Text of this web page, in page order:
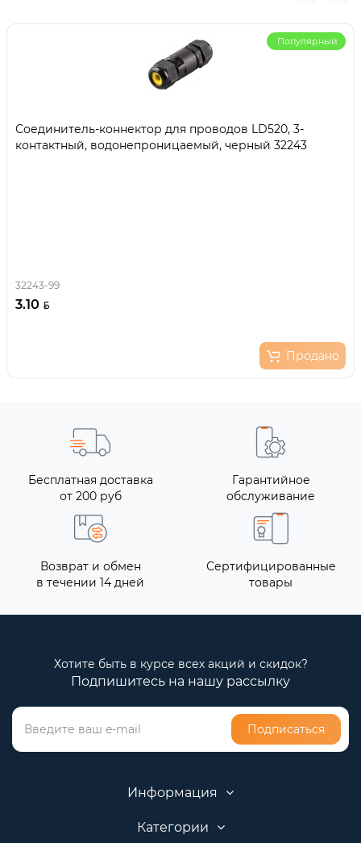
Популярный
Соединитель-коннектор для проводов LD520, 3-
контактный, водонепроницаемый, черный 32243
32243-99
3.10
Продано
Бесплатная доставка
от 200 руб
Гарантийное
обслуживание
Возврат и обмен
в течении 14 дней
Сертифицированные
товары
Хотите быть в курсе всех акций и скидок?
Подпишитесь на нашу рассылку
Подписаться
Информация
Категории